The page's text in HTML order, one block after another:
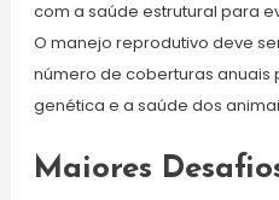
com a saúde estrutural para
O manejo reprodutivo deve
número de coberturas
genética e a saúde dos
Maiores